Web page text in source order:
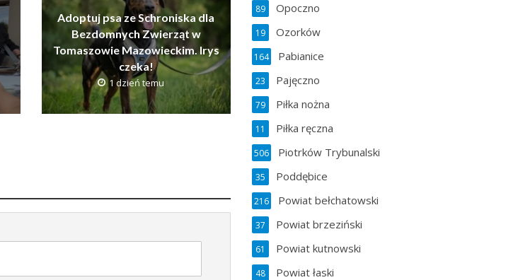
Adoptuj psa ze Schroniska dla
Bezdomnych Zwierząt w
Tomaszowie Mazowieckim. Irys
czeka!
1 dzień temu
Opoczno
89
Ozorków
19
Pabianice
164
Pajęczno
23
Piłka nożna
79
Piłka ręczna
11
Piotrków Trybunalski
506
Poddębice
35
Powiat bełchatowski
216
Powiat brzeziński
37
Powiat kutnowski
61
Powiat łaski
48